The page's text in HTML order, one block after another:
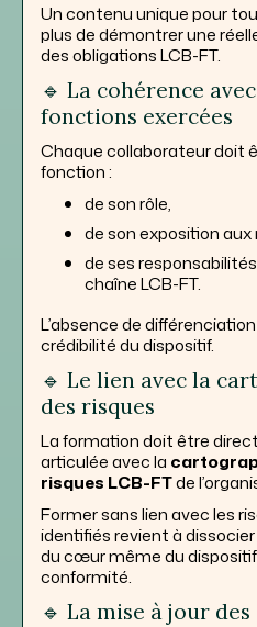
Un contenu unique pour
plus de démontrer une
des obligations LCB-FT.
🔹 La cohérence
fonctions exercées
Chaque collaborateur doit
fonction :
de son rôle,
de son exposition aux
de ses
chaîne LCB-FT.
L’absence de
crédibilité du dispositif.
🔹 Le lien avec la
des risques
La formation doit être
articulée avec la
risques LCB-FTde
Former sans lien avec les
identifiés revient à
du cœur même du
conformité.
🔹 La mise à jour